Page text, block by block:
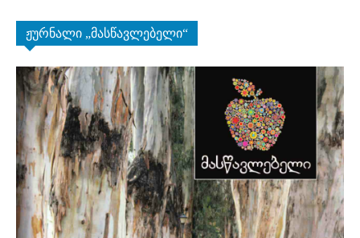
ჟურნალი „მასწავლებელი“